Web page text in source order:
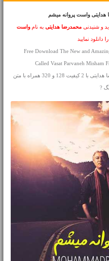
هدایتی واست پروانه میشم
و شنیدنی محمدرضا هدایتیبه نام واست
را دانلود نمایید
Free Download The New and
Called Vasat Parvaneh Misham
دانلود آهنگ واست پروانه میشم از محمدرضا هدایتی با 2 کیفیت 128 و 320 همراه با متن
?